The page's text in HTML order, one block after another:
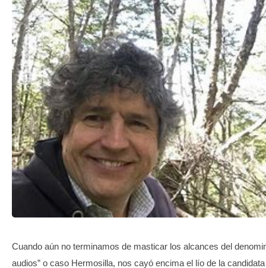
AUDIOS
VIDEOS
GALERIA DE FOTOS
APP MÓVIL
TRANSPARENCIA
Cuando aún no terminamos de masticar los alcances del
audios” o caso Hermosilla, nos cayó encima el lío de la